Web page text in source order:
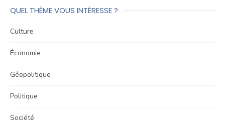
QUEL THÈME VOUS INTÉRESSE ?
Culture
Économie
Géopolitique
Politique
Société